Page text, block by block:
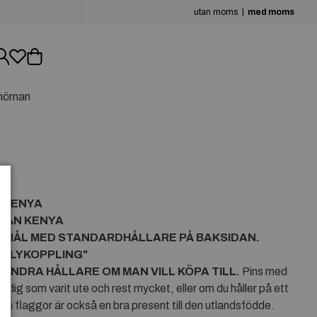
utan moms med moms
KENYA
KENYA
NÅL MED STANDARDHÅLLARE PÅ BAKSIDAN.
HÅLLARE OM MAN VILL KÖPA TILL. Pins med
dig som varit ute och rest mycket, eller om du håller på ett
flaggor är också en bra present till den utlandsfödde.